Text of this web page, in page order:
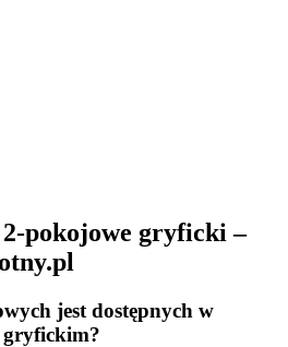
pokojowe gryficki –
jest dostępnych w
gryfickim?